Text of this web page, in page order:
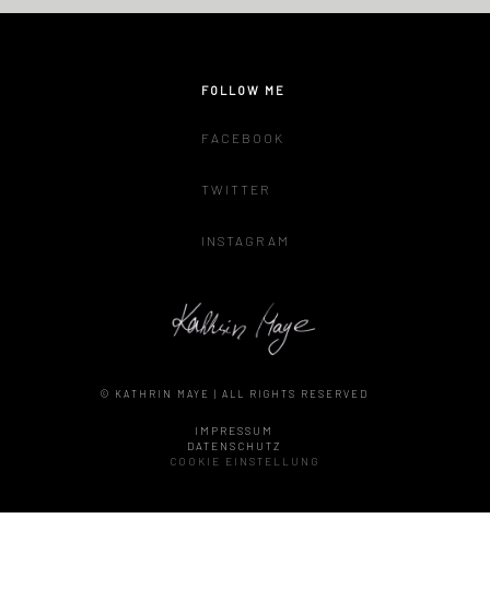
FOLLOW ME
FACEBOOK
TWITTER
INSTAGRAM
© KATHRIN MAYE | ALL RIGHTS RESERVED
IMPRESSUM
DATENSCHUTZ
COOKIE EINSTELLUNG